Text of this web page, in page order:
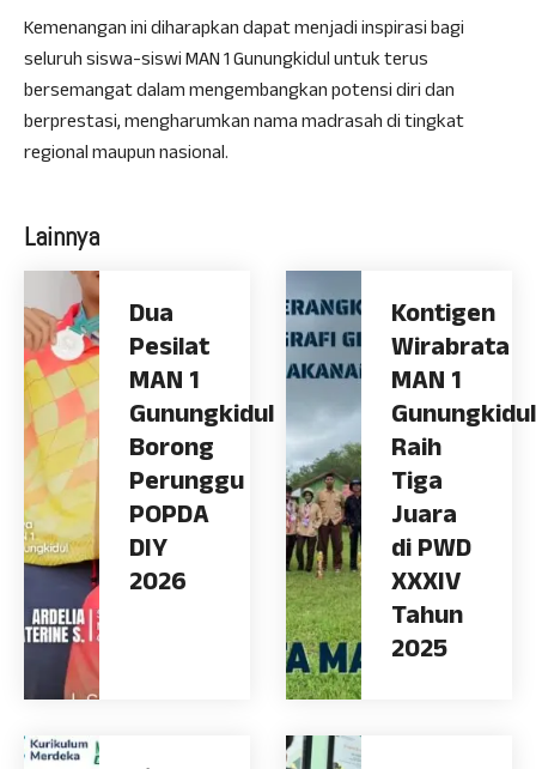
Kemenangan ini diharapkan dapat menjadi inspirasi bagi
seluruh siswa-siswi MAN 1 Gunungkidul untuk terus
bersemangat dalam mengembangkan potensi diri dan
berprestasi, mengharumkan nama madrasah di tingkat
regional maupun nasional.
Lainnya
Dua
Pesilat
MAN 1
Gunungkidul
Borong
Perunggu
POPDA
DIY
2026
Kontigen
Wirabrata
MAN 1
Gunungkidul
Raih
Tiga
Juara
di PWD
XXXIV
Tahun
2025